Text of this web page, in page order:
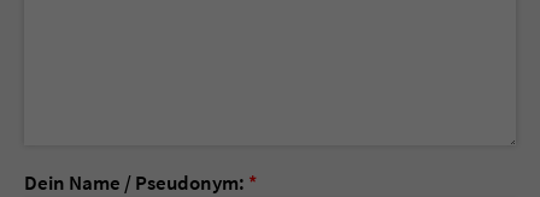
Dein Name / Pseudonym: *